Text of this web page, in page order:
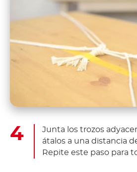
Junta los trozos
átalos a una distancia
Repite este paso para